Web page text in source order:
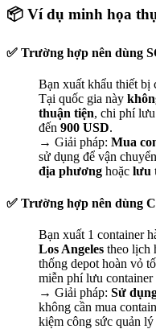
📦 Ví dụ minh họa
✅ Trường hợp nên dùng
Bạn xuất khẩu thiết bị
Tại quốc gia này
thuận tiện, chi phí
đến 900 USD.
→ Giải pháp: Mua
sử dụng để vận
địa phương hoặc lưu
✅ Trường hợp nên dùng
Bạn xuất 1 container
Los Angeles theo lịch
thống depot hoàn vỏ
miễn phí lưu
→ Giải pháp: Sử
không cần mua
kiệm công sức quản lý